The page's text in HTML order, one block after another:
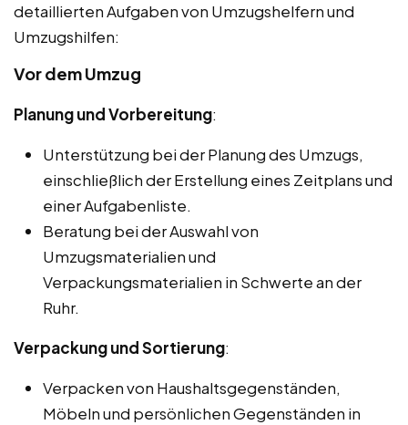
detaillierten Aufgaben von Umzugshelfern und
Umzugshilfen:
Vor dem Umzug
Planung und Vorbereitung:
Unterstützung bei der Planung des Umzugs,
einschließlich der Erstellung eines Zeitplans und
einer Aufgabenliste.
Beratung bei der Auswahl von
Umzugsmaterialien und
Verpackungsmaterialien in Schwerte an der
Ruhr.
Verpackung und Sortierung:
Verpacken von Haushaltsgegenständen,
Möbeln und persönlichen Gegenständen in